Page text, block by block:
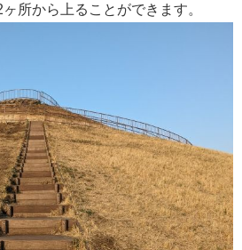
所から上ることができます。